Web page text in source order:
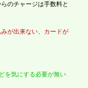
のチャージは手数料と
が出来ない、カードが
を気にする必要が無い